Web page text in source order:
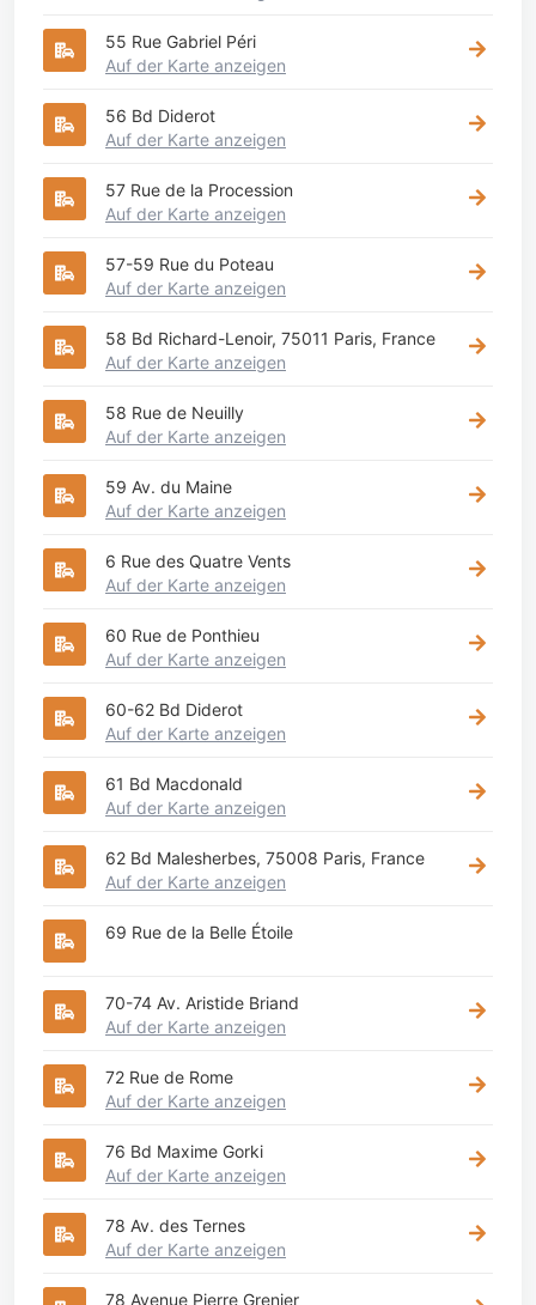
55 Rue Gabriel Péri
Auf der Karte anzeigen
56 Bd Diderot
Auf der Karte anzeigen
57 Rue de la Procession
Auf der Karte anzeigen
57-59 Rue du Poteau
Auf der Karte anzeigen
58 Bd Richard-Lenoir, 75011 Paris, France
Auf der Karte anzeigen
58 Rue de Neuilly
Auf der Karte anzeigen
59 Av. du Maine
Auf der Karte anzeigen
6 Rue des Quatre Vents
Auf der Karte anzeigen
60 Rue de Ponthieu
Auf der Karte anzeigen
60-62 Bd Diderot
Auf der Karte anzeigen
61 Bd Macdonald
Auf der Karte anzeigen
62 Bd Malesherbes, 75008 Paris, France
Auf der Karte anzeigen
69 Rue de la Belle Étoile
70-74 Av. Aristide Briand
Auf der Karte anzeigen
72 Rue de Rome
Auf der Karte anzeigen
76 Bd Maxime Gorki
Auf der Karte anzeigen
78 Av. des Ternes
Auf der Karte anzeigen
78 Avenue Pierre Grenier